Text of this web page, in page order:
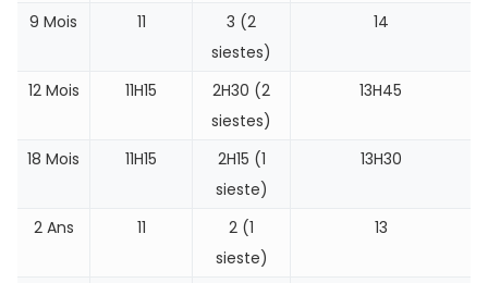
9 Mois 11
3 (2
siestes)
14
12 Mois 11H15
2H30 (2
siestes)
13H45
18 Mois 11H15
2H15 (1
sieste)
13H30
2 Ans 11
2 (1
sieste)
13